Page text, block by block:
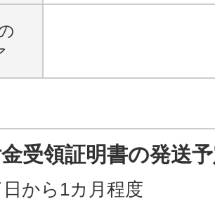
受領証明書の発送
から1カ月程度